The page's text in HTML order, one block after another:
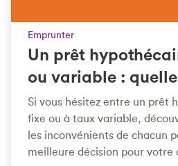
Emprunter
Un prêt
ou variable :
Si vous hésitez entre un prêt
fixe ou à taux variable,
les inconvénients de chacun
meilleure décision pour votre